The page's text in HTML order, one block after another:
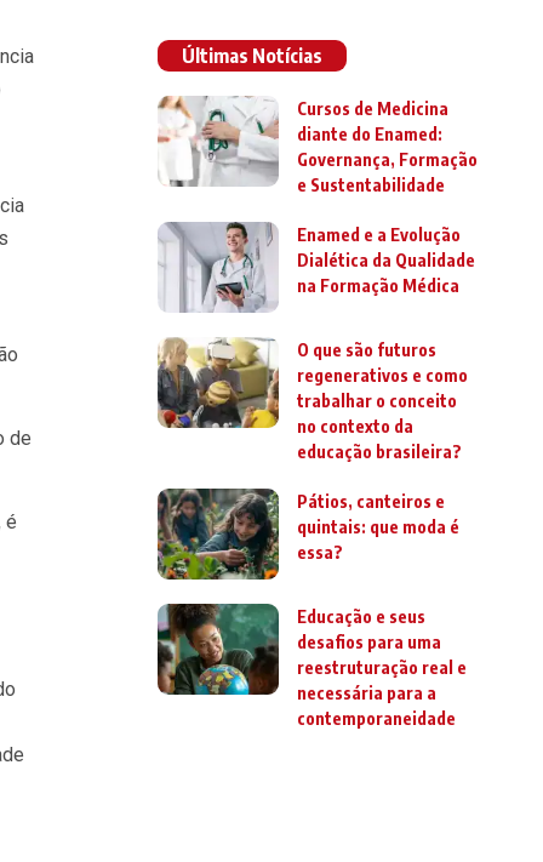
de
é
Últimas Notícias
Cursos de Medicina
diante do Enamed:
Governança, Formação
e Sustentabilidade
Enamed e a Evolução
Dialética da Qualidade
na Formação Médica
O que são futuros
regenerativos e como
trabalhar o conceito
no contexto da
educação brasileira?
Pátios, canteiros e
quintais: que moda é
essa?
Educação e seus
desafios para uma
reestruturação real e
necessária para a
contemporaneidade